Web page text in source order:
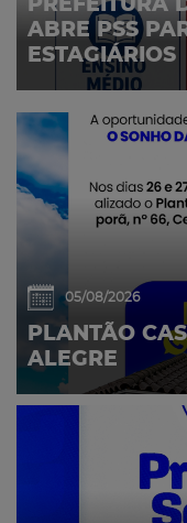
PREFEITURA
ABRE PSS
ESTAGIÁRIOS
05/08/2026
PLANTÃO
ALEGRE